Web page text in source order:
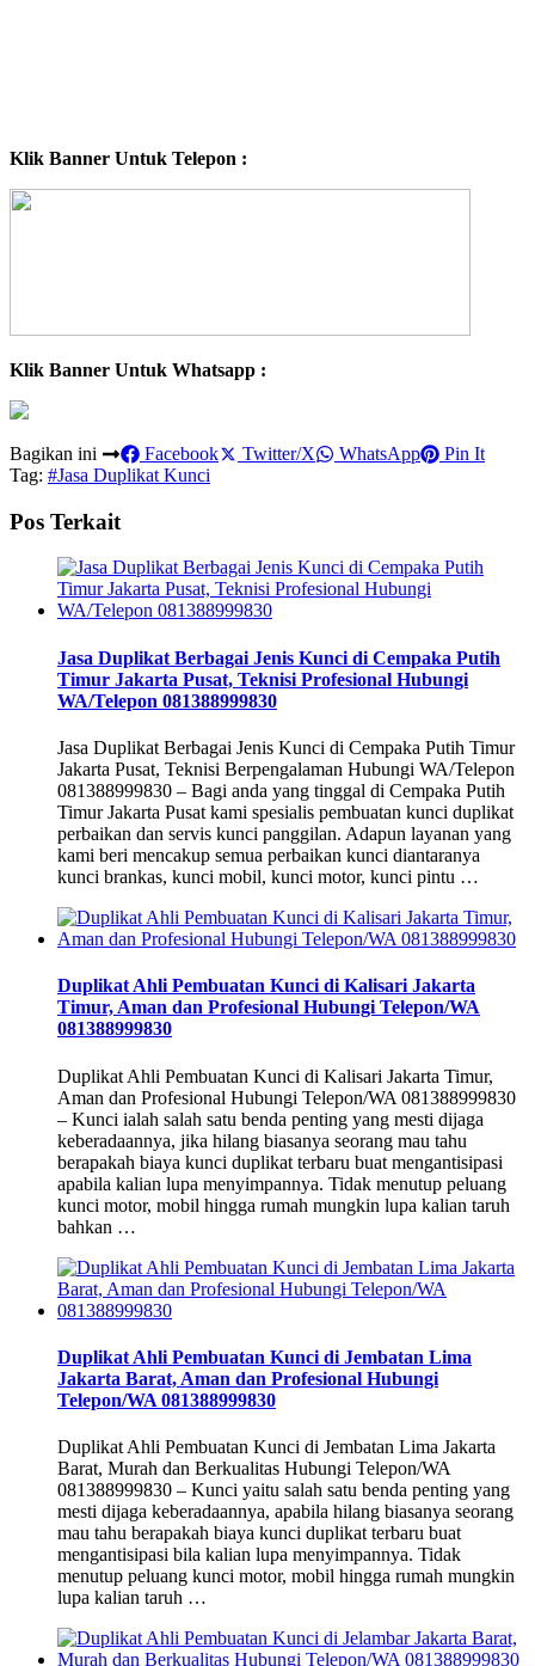
Klik Banner Untuk Telepon :
Klik Banner Untuk Whatsapp :
Bagikan ini Facebook Twitter/X WhatsApp
Pin It
Tag: #Jasa Duplikat Kunci
Pos Terkait
Jasa Duplikat Berbagai Jenis Kunci di Cempaka Putih
Timur Jakarta Pusat, Teknisi Profesional Hubungi
WA/Telepon 081388999830
Jasa Duplikat Berbagai Jenis Kunci di Cempaka Putih Timur
Jakarta Pusat, Teknisi Berpengalaman Hubungi WA/Telepon
081388999830 – Bagi anda yang tinggal di Cempaka Putih
Timur Jakarta Pusat kami spesialis pembuatan kunci duplikat
perbaikan dan servis kunci panggilan. Adapun layanan yang
kami beri mencakup semua perbaikan kunci diantaranya
kunci brankas, kunci mobil, kunci motor, kunci pintu …
Duplikat Ahli Pembuatan Kunci di Kalisari Jakarta
Timur, Aman dan Profesional Hubungi Telepon/WA
081388999830
Duplikat Ahli Pembuatan Kunci di Kalisari Jakarta Timur,
Aman dan Profesional Hubungi Telepon/WA 081388999830
– Kunci ialah salah satu benda penting yang mesti dijaga
keberadaannya, jika hilang biasanya seorang mau tahu
berapakah biaya kunci duplikat terbaru buat mengantisipasi
apabila kalian lupa menyimpannya. Tidak menutup peluang
kunci motor, mobil hingga rumah mungkin lupa kalian taruh
bahkan …
Duplikat Ahli Pembuatan Kunci di Jembatan Lima
Jakarta Barat, Aman dan Profesional Hubungi
Telepon/WA 081388999830
Duplikat Ahli Pembuatan Kunci di Jembatan Lima Jakarta
Barat, Murah dan Berkualitas Hubungi Telepon/WA
081388999830 – Kunci yaitu salah satu benda penting yang
mesti dijaga keberadaannya, apabila hilang biasanya seorang
mau tahu berapakah biaya kunci duplikat terbaru buat
mengantisipasi bila kalian lupa menyimpannya. Tidak
menutup peluang kunci motor, mobil hingga rumah mungkin
lupa kalian taruh …